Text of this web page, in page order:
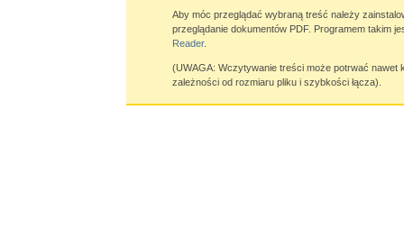
Aby móc przeglądać wybraną treść należy
przeglądanie dokumentów PDF. Programem takim
Reader.
(UWAGA: Wczytywanie treści może potrwać nawet
zależności od rozmiaru pliku i szybkości łącza).